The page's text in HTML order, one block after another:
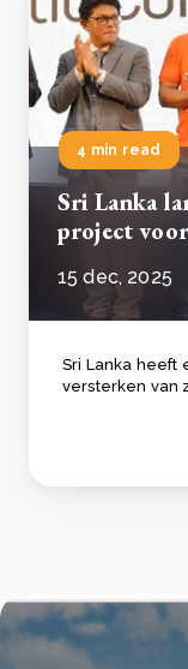
4 min read
Sri Lanka
project
15 dec, 2025
Sri Lanka heeft
versterken van